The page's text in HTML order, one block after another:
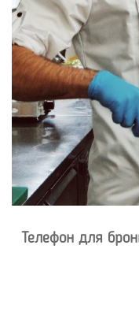
Телефон для